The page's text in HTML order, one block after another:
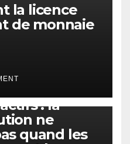
la licence
de monnaie
: la
ne
quand les